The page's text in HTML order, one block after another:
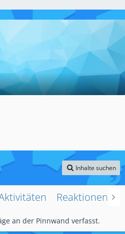
Inhalte suchen
Reaktionen
an der Pinnwand verfasst.